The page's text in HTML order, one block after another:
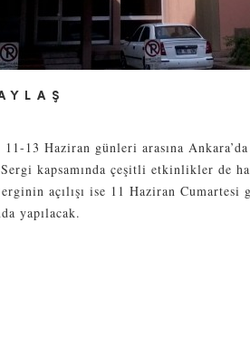
13 Haziran günleri arasına
kapsamında çeşitli etkinlikler de
açılışı ise 11 Haziran Cumartesi
yapılacak.